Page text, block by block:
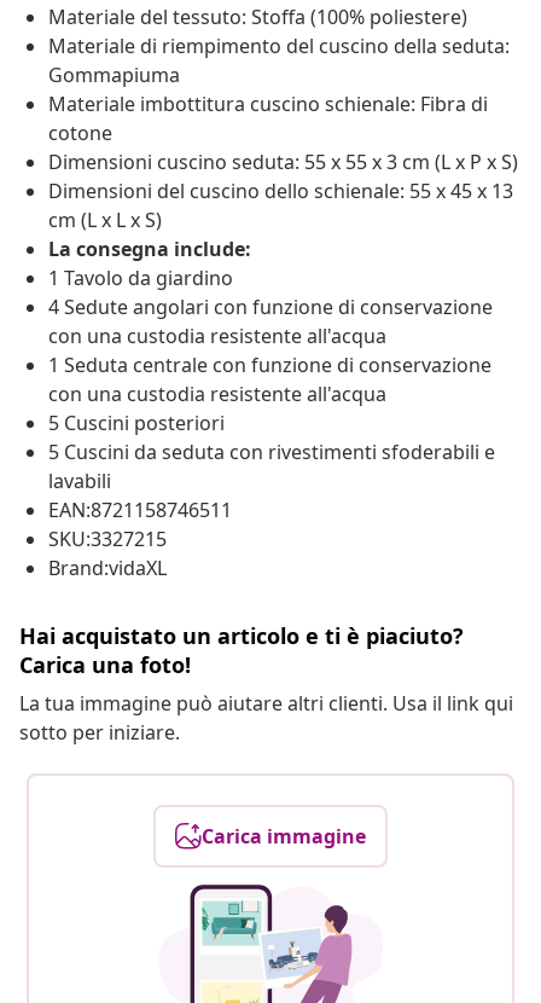
Materiale del tessuto: Stoffa (100% poliestere)
Materiale di riempimento del cuscino della seduta:
Gommapiuma
Materiale imbottitura cuscino schienale: Fibra di
cotone
Dimensioni cuscino seduta: 55 x 55 x 3 cm (L x P x S)
Dimensioni del cuscino dello schienale: 55 x 45 x 13
cm (L x L x S)
La consegna include:
1 Tavolo da giardino
4 Sedute angolari con funzione di conservazione
con una custodia resistente all'acqua
1 Seduta centrale con funzione di conservazione
con una custodia resistente all'acqua
5 Cuscini posteriori
5 Cuscini da seduta con rivestimenti sfoderabili e
lavabili
EAN:8721158746511
SKU:3327215
Brand:vidaXL
Hai acquistato un articolo e ti è piaciuto?
Carica una foto!
La tua immagine può aiutare altri clienti. Usa il link qui
sotto per iniziare.
Carica immagine